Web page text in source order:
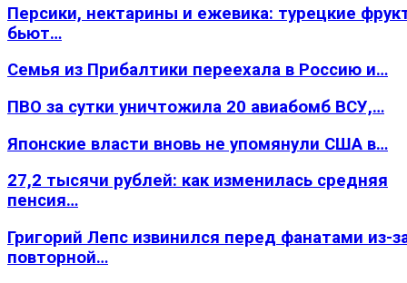
Персики, нектарины и ежевика: турецкие
бьют…
Семья из Прибалтики переехала в Россию и…
ПВО за сутки уничтожила 20 авиабомб ВСУ,…
Японские власти вновь не упомянули США в…
27,2 тысячи рублей: как изменилась средняя
пенсия…
Григорий Лепс извинился перед фанатами из-
повторной…